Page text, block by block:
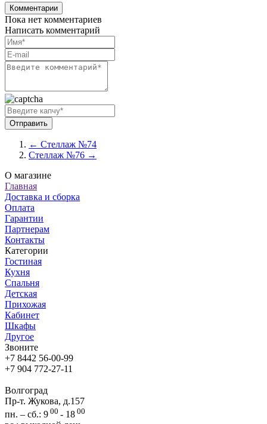
Комментарии
Пока нет комментариев
Написать комментарий
← Стеллаж №74
Стеллаж №76 →
О магазине
Главная
Доставка и сборка
Оплата
Гарантии
Партнерам
Контакты
Категории
Гостиная
Кухня
Спальня
Детская
Прихожая
Кабинет
Шкафы
Другое
Звоните
+7 8442 56-00-99
+7 904 772-27-11
Волгоград
Пр-т. Жукова, д.157
пн. – сб.: 9 00 - 18 00